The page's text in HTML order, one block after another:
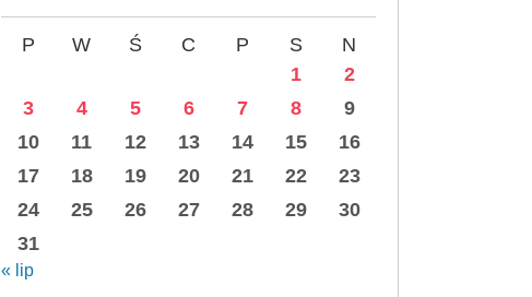
P W Ś C P S
N
1
2
3
4 5 6 7 8
9
10
11 12 13 14 15
16
17
18 19 20 21 22
23
24
25 26 27 28 29
30
31
« lip